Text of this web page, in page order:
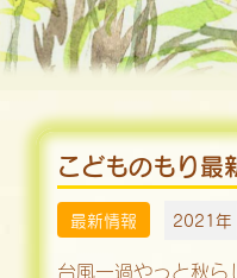
こどものもり最
最新情報 2021年
台風一過やっと秋ら